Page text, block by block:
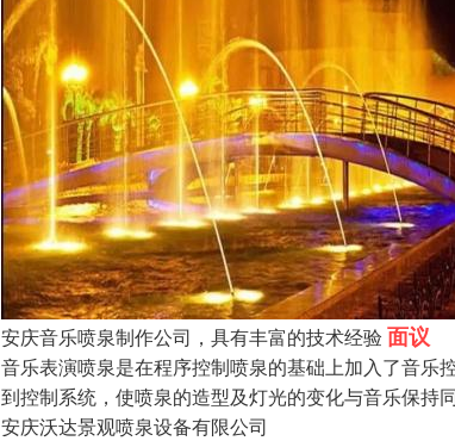
安庆音乐喷泉制作公司，具有丰富的技术经验 面议
音乐表演喷泉是在程序控制喷泉的基础上加入了音
到控制系统，使喷泉的造型及灯光的变化与音乐保持
安庆沃达景观喷泉设备有限公司